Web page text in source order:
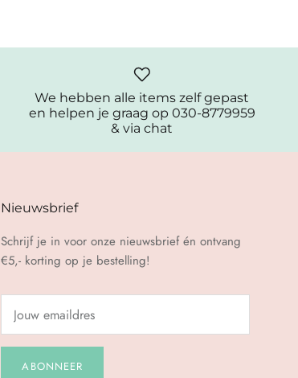
We hebben alle items zelf gepast
en helpen je graag op 030-8779959
& via chat
Nieuwsbrief
Schrijf je in voor onze nieuwsbrief én ontvang
€5,- korting op je bestelling!
ABONNEER